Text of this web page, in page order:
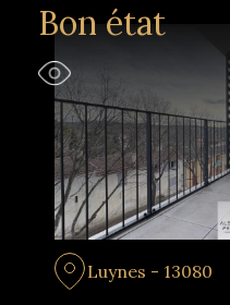
Bon état
Luynes - 13080